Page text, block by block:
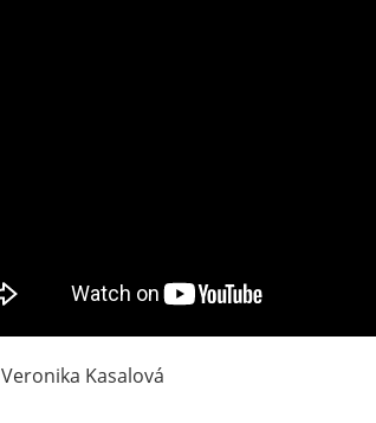
Veronika Kasalová